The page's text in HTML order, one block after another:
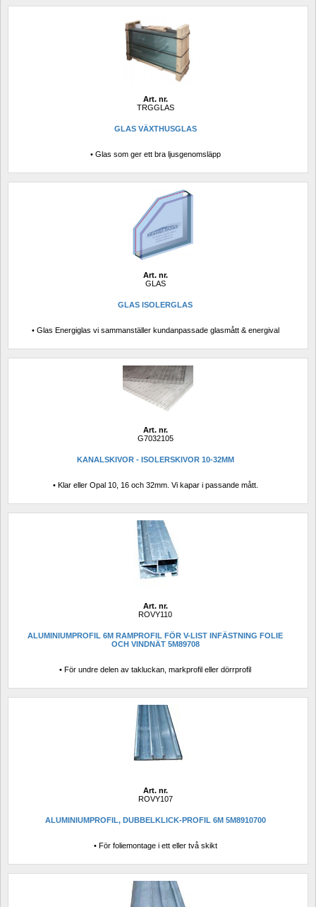
Art. nr.
TRGGLAS
GLAS VÄXTHUSGLAS
• Glas som ger ett bra ljusgenomsläpp
Art. nr.
GLAS
GLAS ISOLERGLAS
• Glas Energiglas vi sammanställer kundanpassade glasmått & energival
Art. nr.
G7032105
KANALSKIVOR - ISOLERSKIVOR 10-32MM
• Klar eller Opal 10, 16 och 32mm. Vi kapar i passande mått.
Art. nr.
ROVY110
ALUMINIUMPROFIL 6M RAMPROFIL FÖR V-LIST INFÄSTNING FOLIE
OCH VINDNÄT 5M89708
• För undre delen av takluckan, markprofil eller dörrprofil
Art. nr.
ROVY107
ALUMINIUMPROFIL, DUBBELKLICK-PROFIL 6M 5M8910700
• För foliemontage i ett eller två skikt